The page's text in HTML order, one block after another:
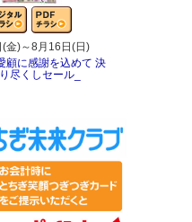
金)～8月16日(日)
顧に感謝を込めて 決
尽くしセール_